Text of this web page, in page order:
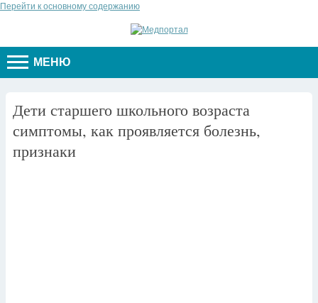
Перейти к основному содержанию
МЕНЮ
Дети старшего школьного возраста
симптомы, как проявляется болезнь,
признаки